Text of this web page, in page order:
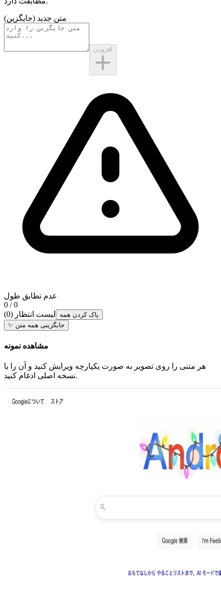
متن جدید (جایگزین)
افزودن
عدم تطابق طول
0 / 0
لیست انتظار (
0
)
پاک کردن همه
✨ جایگزینی همه متن
مشاهده نمونه
هر متنی را روی تصویر به صورت یکپارچه ویرایش کنید و آن را با
نسخه اصلی ادغام کنید.